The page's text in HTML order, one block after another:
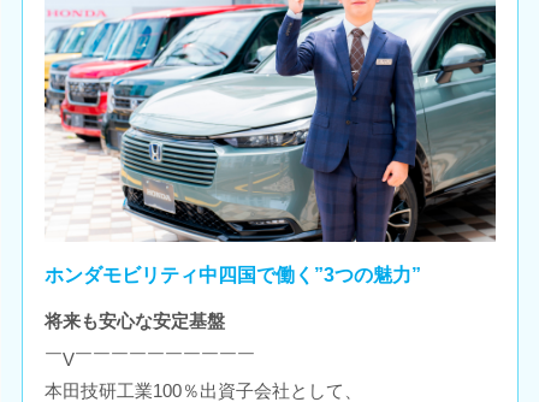
ホンダモビリティ中四国で働く”3つの魅力”
将来も安心な安定基盤
￣V￣￣￣￣￣￣￣￣￣￣
本田技研工業100％出資子会社として、